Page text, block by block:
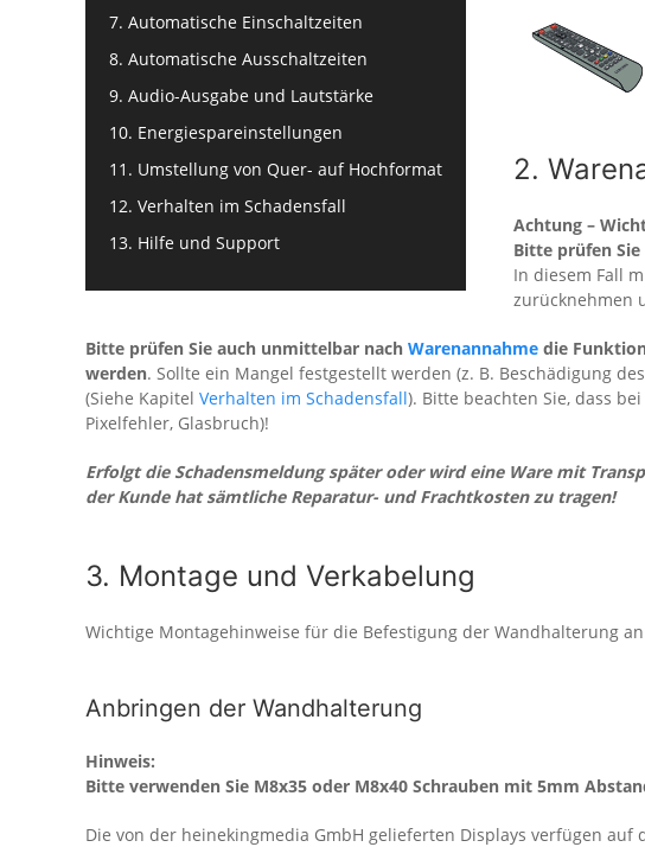
7. Automatische Einschaltzeiten
8. Automatische Ausschaltzeiten
9. Audio-Ausgabe und Lautstärke
10. Energiespareinstellungen
11. Umstellung von Quer- auf Hochformat
12. Verhalten im Schadensfall
13. Hilfe und Support
2.
Achtung –
Bitte prüfen
In diesem Fall
zurücknehmen
Bitte prüfen Sie auch unmittelbar nach Warenannahme die
werden. Sollte ein Mangel festgestellt werden (z. B. Beschädigung
(Siehe Kapitel Verhalten im Schadensfall). Bitte beachten Sie, dass
Pixelfehler, Glasbruch)!
Erfolgt die Schadensmeldung später oder wird eine Ware mit
der Kunde hat sämtliche Reparatur- und Frachtkosten zu tragen!
3. Montage und Verkabelung
Wichtige Montagehinweise für die Befestigung der Wandhalterung
Anbringen der Wandhalterung
Hinweis:
Bitte verwenden Sie M8x35 oder M8x40 Schrauben mit 5mm
Die von der heinekingmedia GmbH gelieferten Displays verfügen